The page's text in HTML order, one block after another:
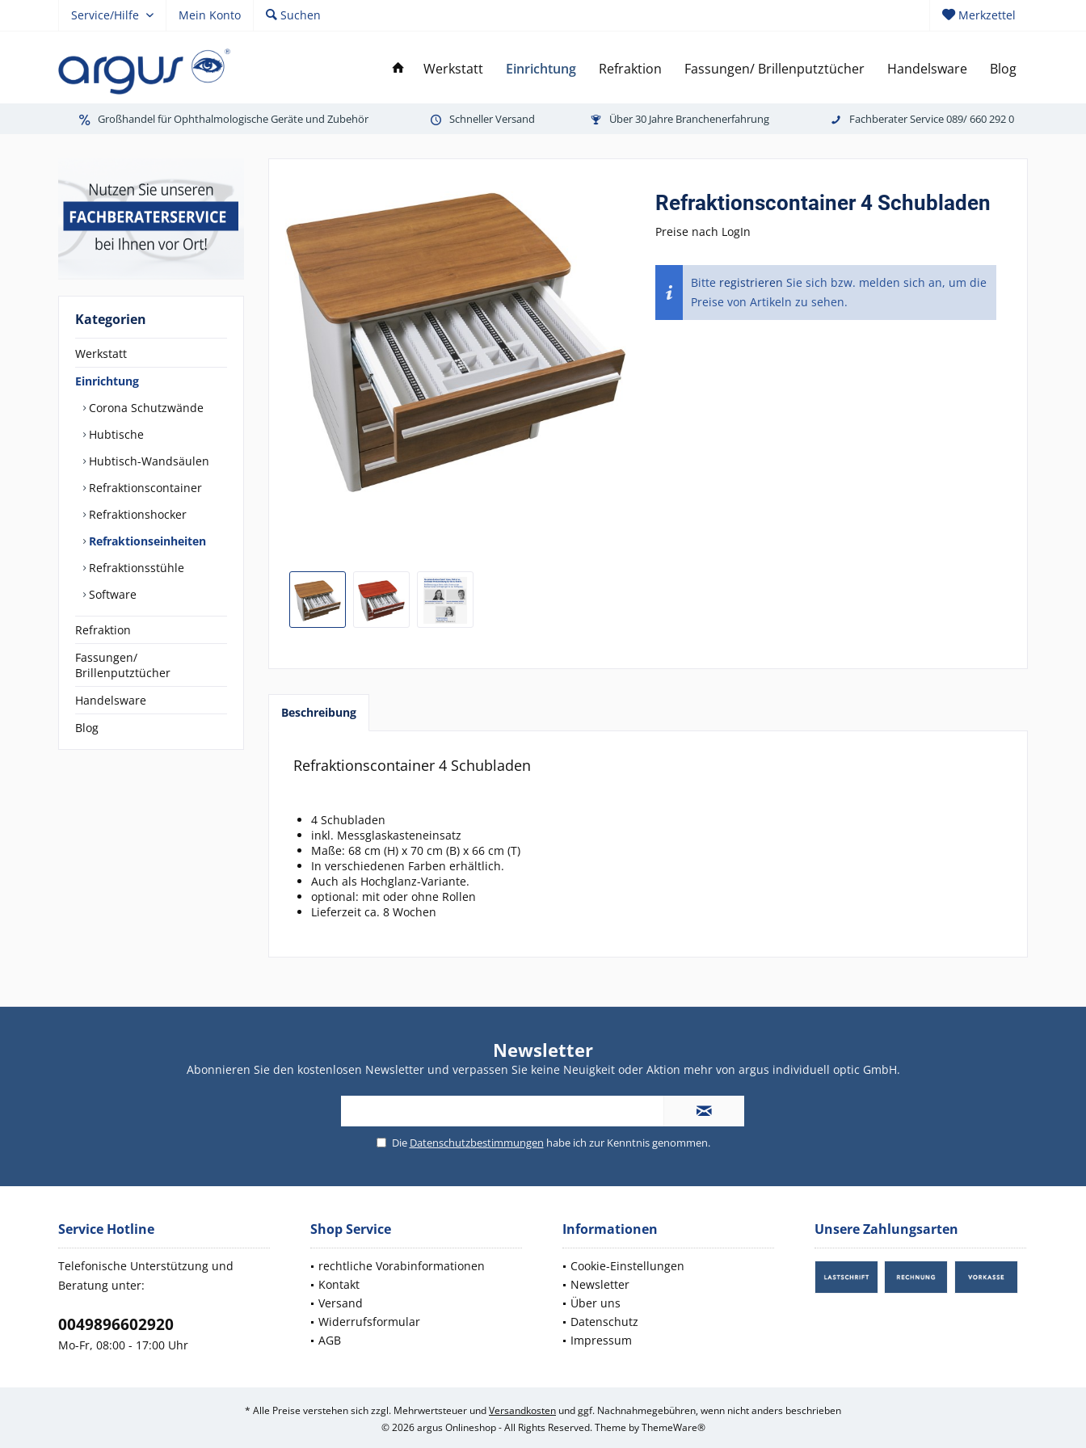
Merkzettel
Service/Hilfe Mein Konto Suchen
Werkstatt Einrichtung Refraktion Fassungen/ Brillenputztücher Handelsware Blog
Großhandel für Ophthalmologische Geräte und Zubehör Schneller Versand Über 30 Jahre Branchenerfahrung Fachberater Service 089/ 660 292 0
Kategorien
Werkstatt
Einrichtung
Corona Schutzwände
Hubtische
Hubtisch-Wandsäulen
Refraktionscontainer
Refraktionshocker
Refraktionseinheiten
Refraktionsstühle
Software
Refraktion
Fassungen/
Brillenputztücher
Handelsware
Blog
Refraktionscontainer 4 Schubladen
Preise nach LogIn
Bitte registrieren Sie sich bzw. melden sich an, um die
Preise von Artikeln zu sehen.
Beschreibung
Refraktionscontainer 4 Schubladen
4 Schubladen
inkl. Messglaskasteneinsatz
Maße: 68 cm (H) x 70 cm (B) x 66 cm (T)
In verschiedenen Farben erhältlich.
Auch als Hochglanz-Variante.
optional: mit oder ohne Rollen
Lieferzeit ca. 8 Wochen
Newsletter
Abonnieren Sie den kostenlosen Newsletter und verpassen Sie keine Neuigkeit oder Aktion mehr von argus individuell optic GmbH.
Die Datenschutzbestimmungen habe ich zur Kenntnis genommen.
Service Hotline
Telefonische Unterstützung und
Beratung unter:
0049896602920
Mo-Fr, 08:00 - 17:00 Uhr
Shop Service
rechtliche Vorabinformationen
Kontakt
Versand
Widerrufsformular
AGB
Informationen
Cookie-Einstellungen
Newsletter
Über uns
Datenschutz
Impressum
Unsere Zahlungsarten
* Alle Preise verstehen sich zzgl. Mehrwertsteuer undVersandkosten und ggf. Nachnahmegebühren, wenn nicht anders beschrieben
© 2026 argus Onlineshop - All Rights Reserved. Theme byThemeWare®